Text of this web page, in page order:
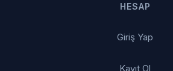
HESAP
Giriş Yap
Kayıt Ol